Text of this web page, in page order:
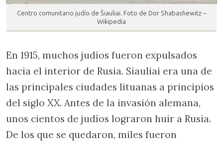
Centro comunitario judío de Šiauliai. Foto de Dor Shabashewitz –
Wikipedia
En 1915, muchos judíos fueron expulsados
hacia el interior de Rusia. Siauliai era una de
las principales ciudades lituanas a principios
del siglo XX. Antes de la invasión alemana,
unos cientos de judíos lograron huir a Rusia.
De los que se quedaron, miles fueron